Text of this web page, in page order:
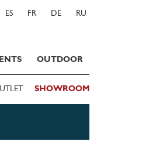
ES FR DE RU
OUTDOOR
SHOWROOM